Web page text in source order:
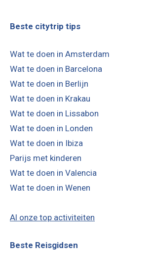
Beste citytrip tips
Wat te doen in Amsterdam
Wat te doen in Barcelona
Wat te doen in Berlijn
Wat te doen in Krakau
Wat te doen in Lissabon
Wat te doen in Londen
Wat te doen in Ibiza
Parijs met kinderen
Wat te doen in Valencia
Wat te doen in Wenen
Al onze top activiteiten
Beste Reisgidsen